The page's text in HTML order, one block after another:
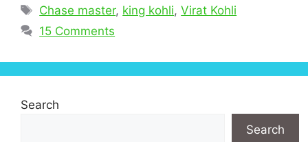
Tags
Chase master, king kohli,Virat Kohli
15 Comments
Search
Search